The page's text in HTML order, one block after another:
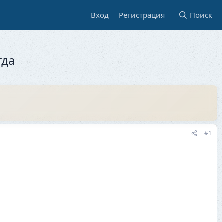
Вход Регистрация Поиск
#1